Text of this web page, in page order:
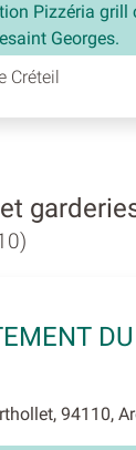
Pizzéria grill
Georges.
Créteil
94110,